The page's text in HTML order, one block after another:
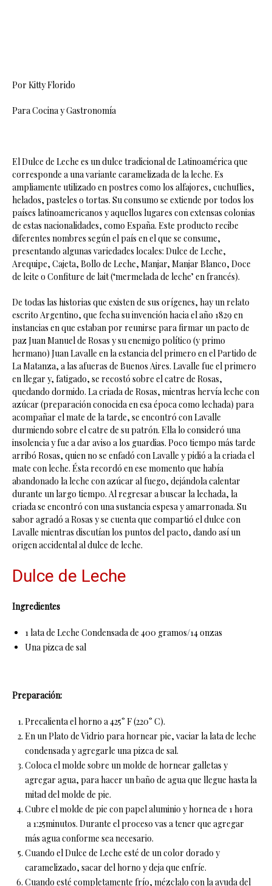
Por Kitty Florido
Para Cocina y Gastronomía
El Dulce de Leche es un dulce tradicional de Latinoamérica que
corresponde a una variante caramelizada de la leche. Es
ampliamente utilizado en postres como los alfajores, cuchuflies,
helados, pasteles o tortas. Su consumo se extiende por todos los
países latinoamericanos y aquellos lugares con extensas colonias
de estas nacionalidades, como España. Este producto recibe
diferentes nombres según el país en el que se consume,
presentando algunas variedades locales: Dulce de Leche,
Arequipe, Cajeta, Bollo de Leche, Manjar, Manjar Blanco, Doce
de leite o Confiture de lait (‘mermelada de leche’ en francés).
De todas las historias que existen de sus orígenes, hay un relato
escrito Argentino, que fecha su invención hacia el año 1829 en
instancias en que estaban por reunirse para firmar un pacto de
paz Juan Manuel de Rosas y su enemigo político (y primo
hermano) Juan Lavalle en la estancia del primero en el Partido de
La Matanza, a las afueras de Buenos Aires. Lavalle fue el primero
en llegar y, fatigado, se recostó sobre el catre de Rosas,
quedando dormido. La criada de Rosas, mientras hervía leche con
azúcar (preparación conocida en esa época como lechada) para
acompañar el mate de la tarde, se encontró con Lavalle
durmiendo sobre el catre de su patrón. Ella lo consideró una
insolencia y fue a dar aviso a los guardias. Poco tiempo más tarde
arribó Rosas, quien no se enfadó con Lavalle y pidió a la criada el
mate con leche. Ésta recordó en ese momento que había
abandonado la leche con azúcar al fuego, dejándola calentar
durante un largo tiempo. Al regresar a buscar la lechada, la
criada se encontró con una sustancia espesa y amarronada. Su
sabor agradó a Rosas y se cuenta que compartió el dulce con
Lavalle mientras discutían los puntos del pacto, dando así un
origen accidental al dulce de leche.
Dulce de Leche
Ingredientes
1 lata de Leche Condensada de 400 gramos/14 onzas
Una pizca de sal
Preparación:
Precalienta el horno a 425° F (220° C).
En un Plato de Vidrio para hornear pie, vaciar la lata de leche
condensada y agregarle una pizca de sal.
Coloca el molde sobre un molde de hornear galletas y
agregar agua, para hacer un baño de agua que llegue hasta la
mitad del molde de pie.
Cubre el molde de pie con papel aluminio y hornea de 1 hora
a 1:25minutos. Durante el proceso vas a tener que agregar
más agua conforme sea necesario.
Cuando el Dulce de Leche esté de un color dorado y
caramelizado, sacar del horno y deja que enfríe.
Cuando esté completamente frío, mézclalo con la ayuda del